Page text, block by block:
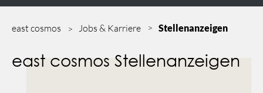
east cosmos Jobs & Karriere Stellenanzeigen
east cosmos Stellenanzeigen